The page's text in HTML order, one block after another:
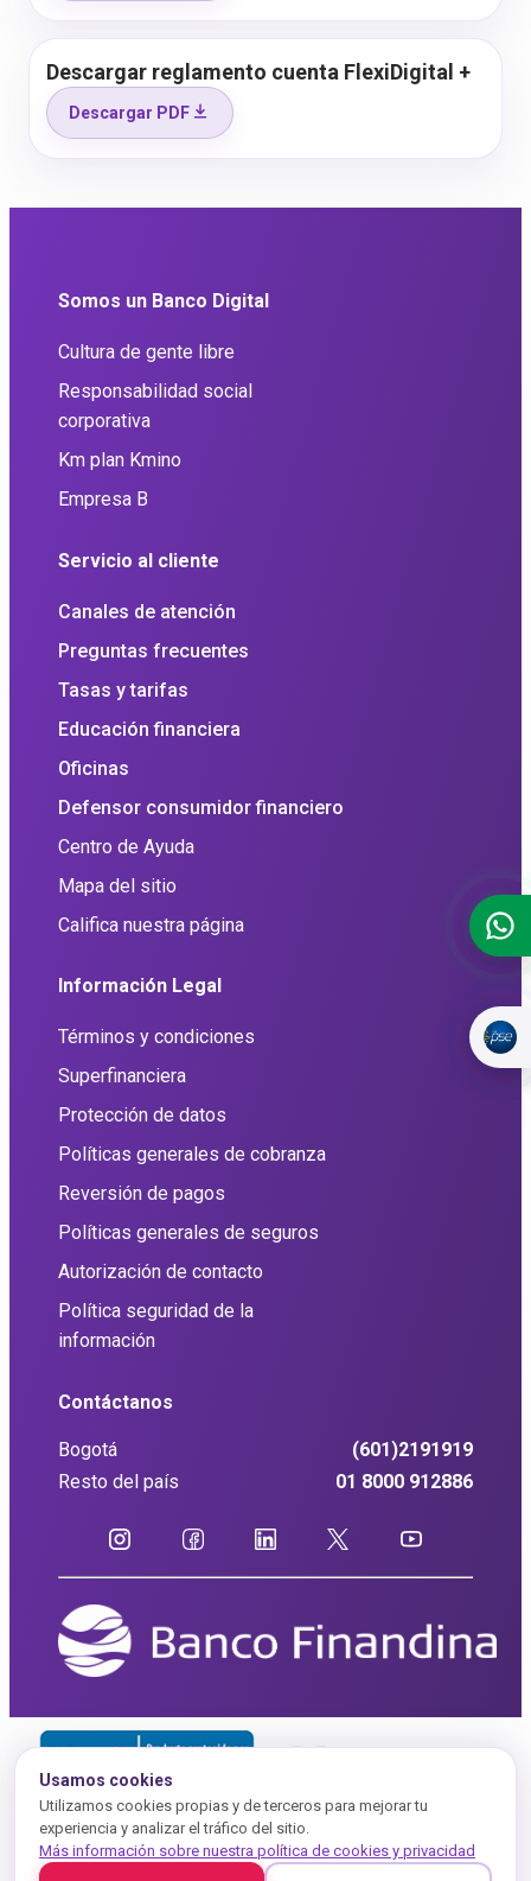
Descargar reglamento cuenta FlexiDigital +
Descargar PDF
Somos un Banco Digital
Cultura de gente libre
Responsabilidad social
corporativa
Km plan Kmino
Empresa B
Servicio al cliente
Canales de atención
Preguntas frecuentes
Tasas y tarifas
Educación financiera
Oficinas
Defensor consumidor financiero
Centro de Ayuda
Mapa del sitio
Califica nuestra página
Información Legal
Términos y condiciones
Superfinanciera
Protección de datos
Políticas generales de cobranza
Reversión de pagos
Políticas generales de seguros
Autorización de contacto
Política seguridad de la
información
Contáctanos
Bogotá
(601)2191919
Resto del país
01 8000 912886
Usamos cookies
Utilizamos cookies propias y de terceros para mejorar tu
experiencia y analizar el tráfico del sitio.
Más información sobre nuestra política de cookies y privacidad